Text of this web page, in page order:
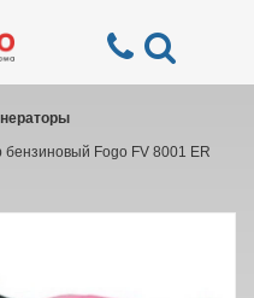
бензиновый Fogo FV 8001 ER